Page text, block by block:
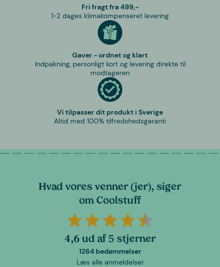
Fri fragt fra 499,-
1-2 dages klimakompenseret levering
Gaver - ordnet og klart
Indpakning, personligt kort og levering direkte til
modtageren
Vi tilpasser dit produkt i Sverige
Altid med 100% tilfredshedsgaranti
Hvad vores venner (jer), siger
om Coolstuff
4,6 ud af 5 stjerner
1264 bedømmelser
Læs alle anmeldelser